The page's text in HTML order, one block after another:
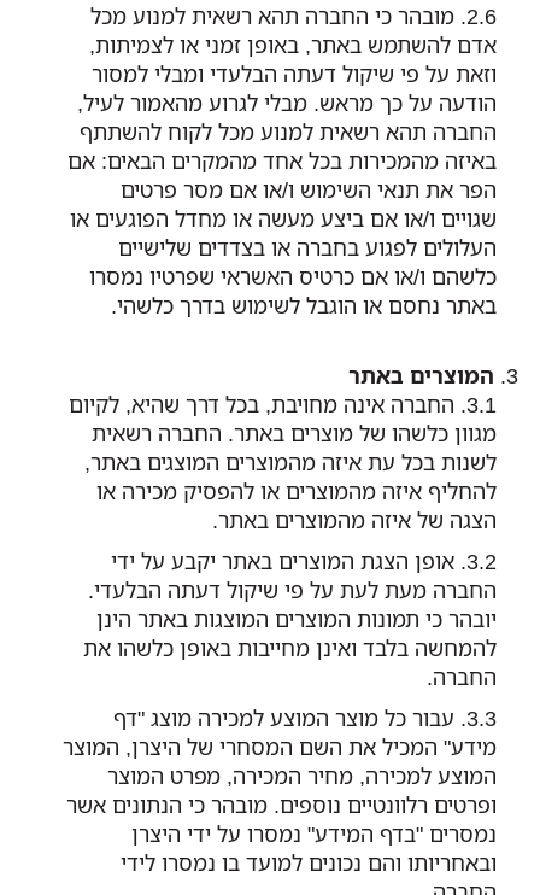
מובהר כי החברה תהא רשאית למנוע מכל
אדם להשתמש באתר, באופן זמני או לצמיתות,
וזאת על פי שיקול דעתה הבלעדי ומבלי למסור
הודעה על כך מראש. מבלי לגרוע מהאמור לעיל,
החברה תהא רשאית למנוע מכל לקוח להשתתף
באיזה מהמכירות בכל אחד מהמקרים הבאים: אם
הפר את תנאי השימוש ו/או אם מסר פרטים
שגויים ו/או אם ביצע מעשה או מחדל הפוגעים או
העלולים לפגוע בחברה או בצדדים שלישיים
כלשהם ו/או אם כרטיס האשראי שפרטיו נמסרו
באתר נחסם או הוגבל לשימוש בדרך כלשהי.
המוצרים באתר
החברה אינה מחויבת, בכל דרך שהיא, לקיום
מגוון כלשהו של מוצרים באתר. החברה רשאית
לשנות בכל עת איזה מהמוצרים המוצגים באתר,
להחליף איזה מהמוצרים או להפסיק מכירה או
הצגה של איזה מהמוצרים באתר.
אופן הצגת המוצרים באתר יקבע על ידי
החברה מעת לעת על פי שיקול דעתה הבלעדי.
יובהר כי תמונות המוצרים המוצגות באתר הינן
להמחשה בלבד ואינן מחייבות באופן כלשהו את
החברה.
עבור כל מוצר המוצע למכירה מוצג "דף
מידע" המכיל את השם המסחרי של היצרן, המוצר
המוצע למכירה, מחיר המכירה, מפרט המוצר
ופרטים רלוונטיים נוספים. מובהר כי הנתונים אשר
נמסרים "בדף המידע" נמסרו על ידי היצרן
ובאחריותו והם נכונים למועד בו נמסרו לידי